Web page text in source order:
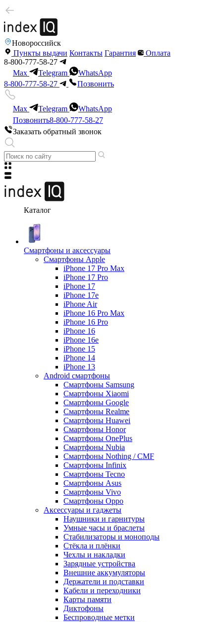
Новороссийск
Пункты выдачи Контакты Гарантия
Оплата
8-800-777-58-27
Max
Telegram
WhatsApp
8-800-777-58-27
Позвонить
Max Telegram
WhatsApp
Позвонить8-800-777-58-27
Заказать обратный звонок
Каталог
Смартфоны и аксессуары
Смартфоны Apple
iPhone 17 Pro Max
iPhone 17 Pro
iPhone 17
iPhone 17e
iPhone Air
iPhone 16 Pro Max
iPhone 16 Pro
iPhone 16
iPhone 16e
iPhone 15
iPhone 14
iPhone 13
Android cмартфоны
Смартфоны Samsung
Смартфоны Xiaomi
Смартфоны Google
Смартфоны Realme
Смартфоны Huawei
Смартфоны Honor
Смартфоны OnePlus
Смартфоны Nubia
Смартфоны Nothing / CMF
Смартфоны Infinix
Смартфоны Tecno
Смартфоны Asus
Смартфоны Vivo
Смартфоны Oppo
Аксессуары и гаджеты
Наушники и гарнитуры
Умные часы и браслеты
Стабилизаторы и моноподы
Стёкла и плёнки
Чехлы и накладки
Зарядные устройства
Внешние аккумуляторы
Держатели и подставки
Кабели и переходники
Карты памяти
Диктофоны
Беспроводные метки